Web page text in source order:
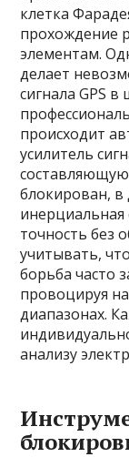
клетка
прохождение
элементам.
делает
сигнала GPS
происходит
усилитель
блокирован, в
инерциальная
точность без
учитывать,
борьба часто
провоцируя
диапазонах.
анализу